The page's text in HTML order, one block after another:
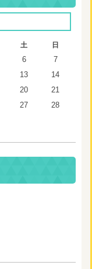
土 日
6
7
13
14
20
21
27
28